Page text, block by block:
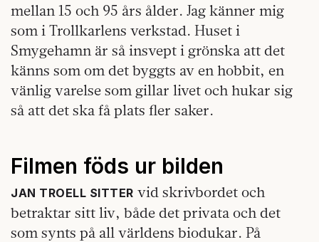
mellan 15 och 95 års ålder. Jag känner mig
som i Trollkarlens verkstad. Huset i
Smygehamn är så insvept i grönska att det
känns som om det byggts av en hobbit, en
vänlig varelse som gillar livet och hukar sig
så att det ska få plats fler saker.
Filmen föds ur bilden
JAN TROELL SITTER vid skrivbordet och
betraktar sitt liv, både det privata och det
som synts på all världens biodukar. På